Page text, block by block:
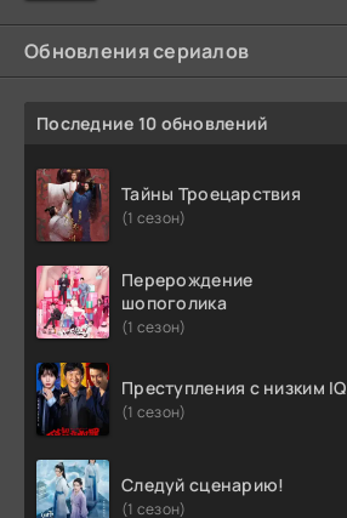
Обновления сериалов
Последние 10 обновлений
Тайны Троецарствия
(1 сезон)
Перерождение
шопоголика
(1 сезон)
Преступления с низким IQ
(1 сезон)
Следуй сценарию!
(1 сезон)